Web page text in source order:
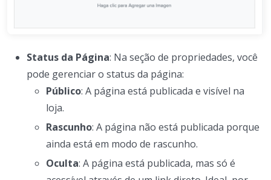
Status da Página: Na seção de propriedades, você
pode gerenciar o status da página:
Público: A página está publicada e visível na
loja.
Rascunho: A página não está publicada porque
ainda está em modo de rascunho.
Oculta: A página está publicada, mas só é